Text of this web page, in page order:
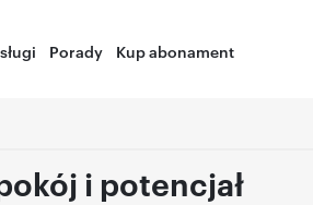
Porady Kup abonament
i potencjał